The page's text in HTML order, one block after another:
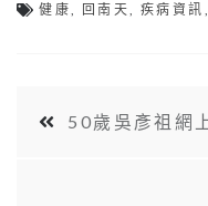
健康, 回南天,疾病資訊
50歲吳彥祖網